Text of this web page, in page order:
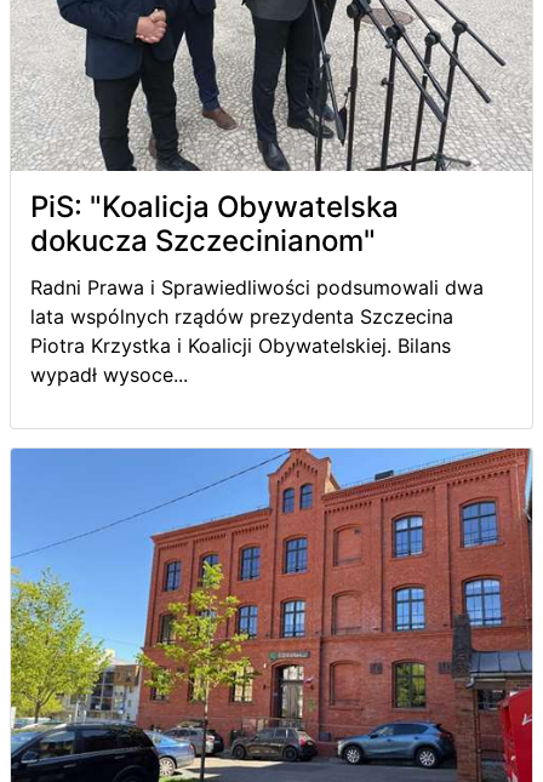
PiS: "Koalicja Obywatelska
dokucza Szczecinianom"
Radni Prawa i Sprawiedliwości podsumowali dwa
lata wspólnych rządów prezydenta Szczecina
Piotra Krzystka i Koalicji Obywatelskiej. Bilans
wypadł wysoce...